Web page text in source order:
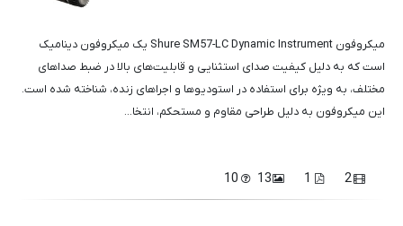
میکروفون Shure SM57-LC Dynamic Instrument یک میکروفون دینامیک
است که به دلیل کیفیت صدای استثنایی و قابلیت‌های بالا در ضبط صداهای
مختلف، به ویژه برای استفاده در استودیوها و اجراهای زنده، شناخته شده است.
این میکروفون به دلیل طراحی مقاوم و مستحکم، انتخا...
2
1
13
10